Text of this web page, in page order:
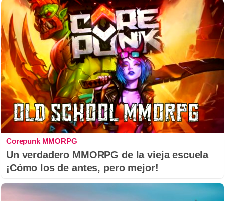
Corepunk MMORPG
Un verdadero MMORPG de la vieja escuela
¡Cómo los de antes, pero mejor!